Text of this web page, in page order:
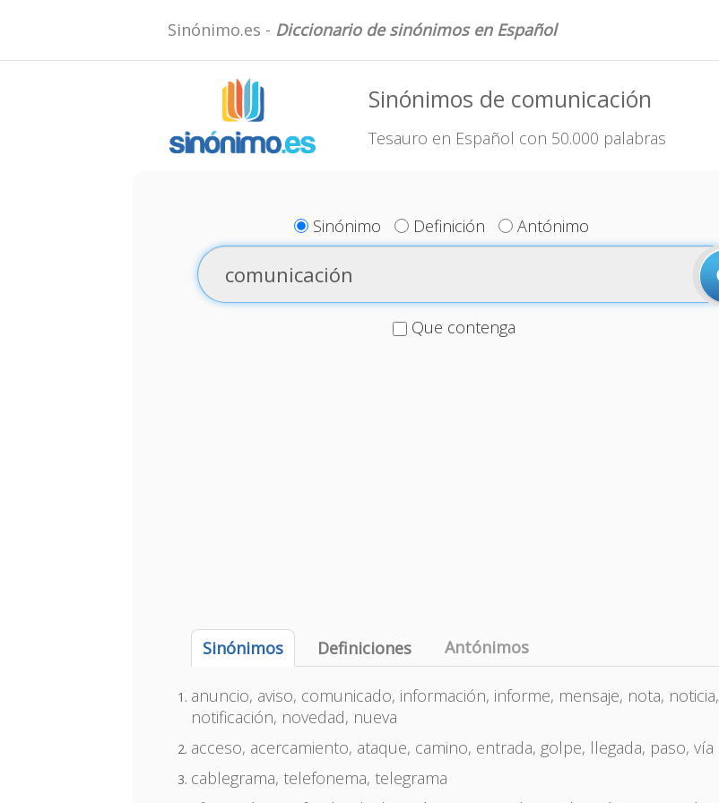
Sinónimo.es - Diccionario de sinónimos en Español
Sinónimos de comunicación
Tesauro en Español con 50.000 palabras
Sinónimo Definición Antónimo
Que contenga
Sinónimos Definiciones Antónimos
anuncio, aviso, comunicado, información, informe, mensaje, nota, noticia,
notificación, novedad, nueva
acceso, acercamiento, ataque, camino, entrada, golpe, llegada, paso, vía
cablegrama, telefonema, telegrama